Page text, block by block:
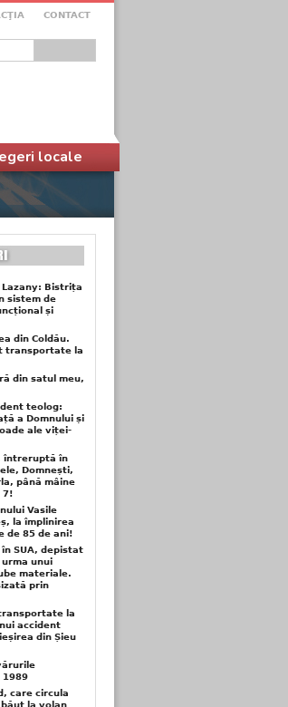
CONTACT
locale
Lazany: Bistrița
sistem de
și
din Coldău.
transportate la
din satul meu,
teolog:
a Domnului și
ale viței-
întreruptă în
Domnești,
până mâine
7!
Vasile
la împlinirea
de 85 de ani!
SUA, depistat
unui
materiale.
prin
la
accident
din Șieu
1989
care circula
la volan